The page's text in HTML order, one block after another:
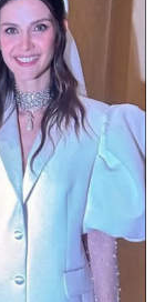
Kırklareli
Kırşehir
Kocaeli
Konya
Kütahya
Malatya